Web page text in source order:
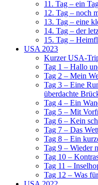
11. Tag – ein
12. Tag – noch
13. Tag – eine
14. Tag – der
15. Tag –
USA 2023
Kurzer USA-
Tag 1 – Hallo
Tag 2 – Mein
Tag 3 – Eine
überdachte
Tag 4 – Ein
Tag 5 – Mit
Tag 6 – Kein
Tag 7 – Das
Tag 8 – Ein
Tag 9 – Wieder
Tag 10 –
Tag 11 –
Tag 12 – Was